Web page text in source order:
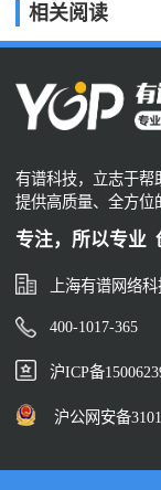
相关阅读
有谱科技，立志于帮
提供高质量、全方位
专注，所以专业
上海有谱网络
400-1017-365
沪ICP备
沪公网安备